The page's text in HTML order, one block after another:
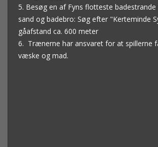
5. Besøg en af Fyns flotteste
sand og badebro: Søg efter "Kerteminde
gåafstand ca. 600 meter
6. Trænerne har ansvaret for at spillerne
væske og mad.